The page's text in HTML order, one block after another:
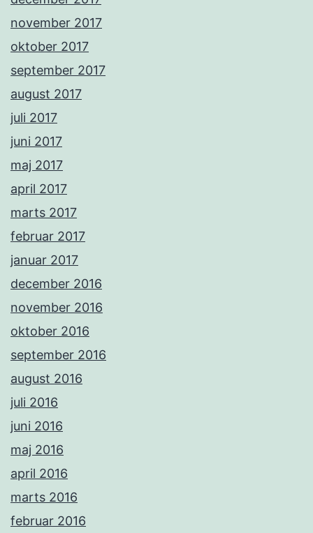
november 2017
oktober 2017
september 2017
august 2017
juli 2017
juni 2017
maj 2017
april 2017
marts 2017
februar 2017
januar 2017
december 2016
november 2016
oktober 2016
september 2016
august 2016
juli 2016
juni 2016
maj 2016
april 2016
marts 2016
februar 2016